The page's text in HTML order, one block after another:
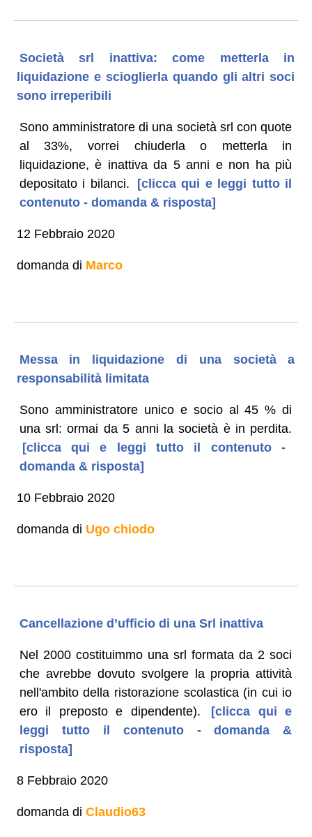
Società srl inattiva: come metterla in
liquidazione e scioglierla quando gli altri soci
sono irreperibili
Sono amministratore di una società srl con quote
al 33%, vorrei chiuderla o metterla in
liquidazione, è inattiva da 5 anni e non ha più
depositato i bilanci.
[clicca qui e leggi tutto il
contenuto - domanda & risposta]
12 Febbraio 2020
domanda di Marco
Messa in liquidazione di una società a
responsabilità limitata
Sono amministratore unico e socio al 45 % di
una srl: ormai da 5 anni la società è in perdita.
[clicca qui e leggi tutto il contenuto -
domanda & risposta]
10 Febbraio 2020
domanda di Ugo chiodo
Cancellazione d’ufficio di una Srl inattiva
Nel 2000 costituimmo una srl formata da 2 soci
che avrebbe dovuto svolgere la propria attività
nell'ambito della ristorazione scolastica (in cui io
ero il preposto e dipendente).
[clicca qui e
leggi tutto il contenuto - domanda &
risposta]
8 Febbraio 2020
domanda di Claudio63